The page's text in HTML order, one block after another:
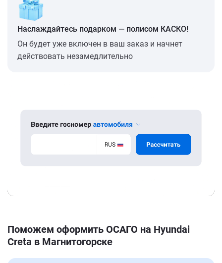
Наслаждайтесь подарком — полисом КАСКО!
Он будет уже включен в ваш заказ и начнет
действовать незамедлительно
Поможем оформить ОСАГО на Hyundai
Creta в Магнитогорске